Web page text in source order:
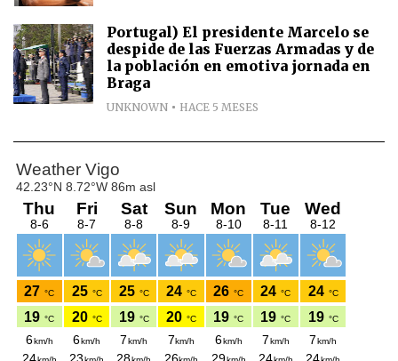
Portugal) El presidente Marcelo se
despide de las Fuerzas Armadas y de
la población en emotiva jornada en
Braga
UNKNOWN HACE 5 MESES